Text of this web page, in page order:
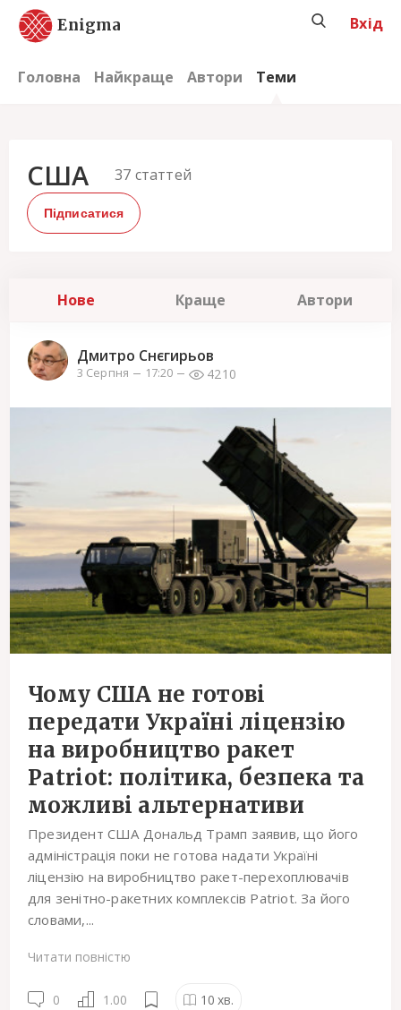
Enigma
Головна Найкраще Автори Теми
Вхід
США 37 статтей
Підписатися
Нове Краще Автори
Дмитро Снєгирьов
3 Серпня 17:20 4210
Чому США не готові
передати Україні ліцензію
на виробництво ракет
Patriot: політика, безпека та
можливі альтернативи
Президент США Дональд Трамп заявив, що його
адміністрація поки не готова надати Україні
ліцензію на виробництво ракет-перехоплювачів
для зенітно-ракетних комплексів Patriot. За його
словами,...
Читати повністю
0 1.00 10 хв.